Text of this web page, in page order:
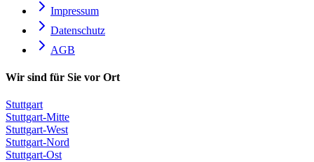
Impressum
Datenschutz
AGB
Wir sind für Sie vor Ort
Stuttgart
Stuttgart-Mitte
Stuttgart-West
Stuttgart-Nord
Stuttgart-Ost